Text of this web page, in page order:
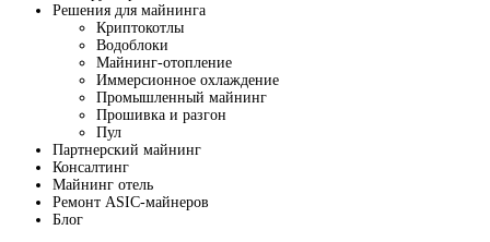
Решения для майнинга
Криптокотлы
Водоблоки
Майнинг-отопление
Иммерсионное охлаждение
Промышленный майнинг
Прошивка и разгон
Пул
Партнерский майнинг
Консалтинг
Майнинг отель
Ремонт ASIC-майнеров
Блог